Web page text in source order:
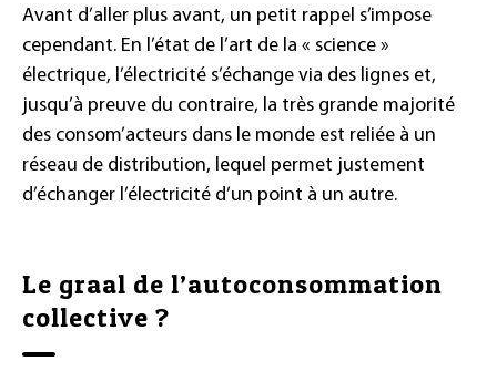
Avant d’aller plus avant, un petit rappel s’impose
cependant. En l’état de l’art de la « science »
électrique, l’électricité s’échange via des lignes et,
jusqu’à preuve du contraire, la très grande majorité
des consom’acteurs dans le monde est reliée à un
réseau de distribution, lequel permet justement
d’échanger l’électricité d’un point à un autre.
Le graal de l’autoconsommation
collective ?